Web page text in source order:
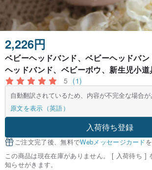
2,226円
ベビーヘッドバンド、ベビーヘッドバ
ヘッドバンド、ベビーボウ、新生児小道
5 (1)
自動翻訳されているため、内容が不完全な場合が
原文を表示（英語）
入荷待ち登録
ご注文完了後、無料でWebメッセージカード
この商品は現在在庫がありません。 [ 入荷待ち ]
知らせがきます。